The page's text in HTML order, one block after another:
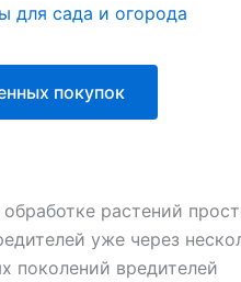
для сада и огорода
покупок
растений
уже через
поколений вредителей